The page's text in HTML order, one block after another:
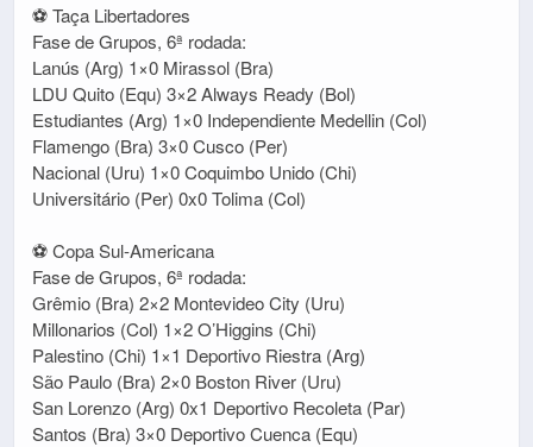
⚽ Taça Libertadores
Fase de Grupos, 6ª rodada:
Lanús (Arg) 1×0 Mirassol (Bra)
LDU Quito (Equ) 3×2 Always Ready (Bol)
Estudiantes (Arg) 1×0 Independiente Medellin (Col)
Flamengo (Bra) 3×0 Cusco (Per)
Nacional (Uru) 1×0 Coquimbo Unido (Chi)
Universitário (Per) 0x0 Tolima (Col)
⚽ Copa Sul-Americana
Fase de Grupos, 6ª rodada:
Grêmio (Bra) 2×2 Montevideo City (Uru)
Millonarios (Col) 1×2 O’Higgins (Chi)
Palestino (Chi) 1×1 Deportivo Riestra (Arg)
São Paulo (Bra) 2×0 Boston River (Uru)
San Lorenzo (Arg) 0x1 Deportivo Recoleta (Par)
Santos (Bra) 3×0 Deportivo Cuenca (Equ)